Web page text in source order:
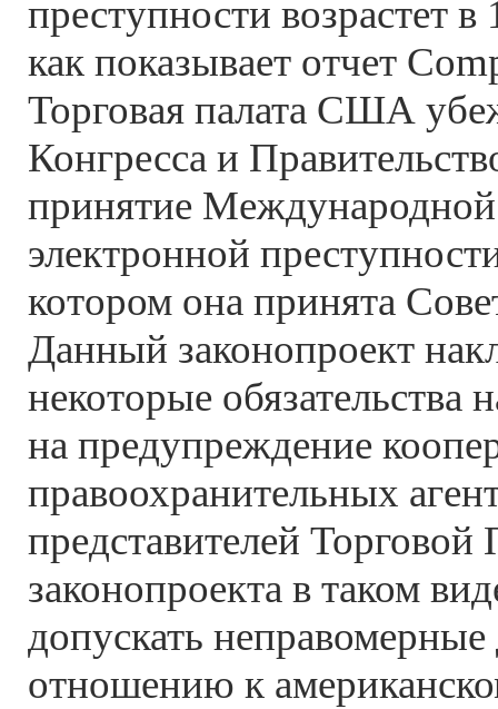
преступности возрастет
как показывает отчет
Торговая палата США
Конгресса и
принятие
электронной
котором она принята
Данный законопроект
некоторые обязательства
на предупреждение
правоохранительных
представителей
законопроекта в таком
допускать неправомерные
отношению к